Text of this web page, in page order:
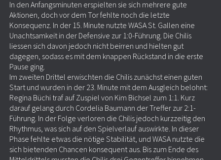
In den Anfangsminuten erspielten sie sich mehrere gute
Aktionen, doch vor dem Tor fehlte noch die letzte
Konsequenz. In der 15. Minute nutzte WASA St. Gallen eine
Unachtsamkeit in der Defensive zur 1:0-Führung. Die Chilis
liessen sich davon jedoch nicht beirren und hielten gut
dagegen, sodass es mit dem knappen Rückstand in die erste
Pause ging.
Im zweiten Drittel erwischten die Chilis zunächst einen guten
Start und wurden in der 23. Minute mit dem Ausgleich belohnt:
Regina Büchi traf auf Zuspiel von Kim Bichsel zum 1:1. Kurz
darauf gelang durch Cordelia Baumann der Treffer zur 2:1-
Führung. In der Folge verloren die Chilis jedoch kurzzeitig den
Rhythmus, was sich auf den Spielverlauf auswirkte. In dieser
Phase fehlte etwas die nötige Stabilität, und WASA nutzte die
sich bietenden Chancen konsequent aus. Bis zum Ende des